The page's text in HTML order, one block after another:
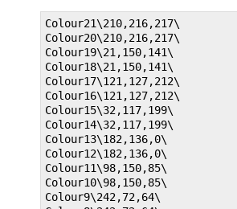
Colour21\210,216,217\
Colour20\210,216,217\
Colour19\21,150,141\
Colour18\21,150,141\
Colour17\121,127,212\
Colour16\121,127,212\
Colour15\32,117,199\
Colour14\32,117,199\
Colour13\182,136,0\
Colour12\182,136,0\
Colour11\98,150,85\
Colour10\98,150,85\
Colour9\242,72,64\